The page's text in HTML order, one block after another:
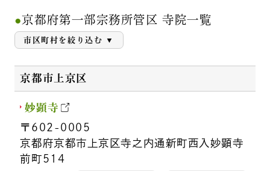
京都府第一部宗務所管区 寺院一覧
市区町村を絞り込む
京都市上京区
妙顕寺
〒602-0005
京都府京都市上京区寺之内通新町西入妙顕寺
前町514